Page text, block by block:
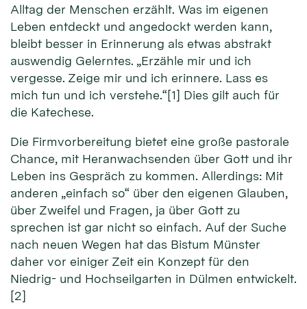
Alltag der Menschen erzählt. Was im eigenen
Leben entdeckt und angedockt werden kann,
bleibt besser in Erinnerung als etwas abstrakt
auswendig Gelerntes. „Erzähle mir und ich
vergesse. Zeige mir und ich erinnere. Lass es
mich tun und ich verstehe.“[1] Dies gilt auch für
die Katechese.
Die Firmvorbereitung bietet eine große pastorale
Chance, mit Heranwachsenden über Gott und ihr
Leben ins Gespräch zu kommen. Allerdings: Mit
anderen „einfach so“ über den eigenen Glauben,
über Zweifel und Fragen, ja über Gott zu
sprechen ist gar nicht so einfach. Auf der Suche
nach neuen Wegen hat das Bistum Münster
daher vor einiger Zeit ein Konzept für den
Niedrig- und Hochseilgarten in Dülmen entwickelt.
[2]